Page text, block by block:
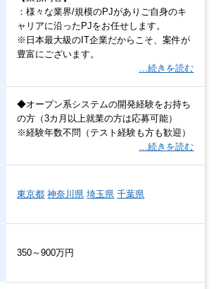
：様々な業界/規模のPJがありご自身のキ
ャリアに沿ったPJをお任せします。
※日本最大級のIT企業だからこそ、案件が
豊富にございます。
…続きを読む
◆オープン系システムの開発経験をお持ち
の方（3カ月以上就業の方は応募可能）
※経験年数不問（テスト経験も方も歓迎）
…続きを読む
東京都 神奈川県 埼玉県 千葉県
350～900万円